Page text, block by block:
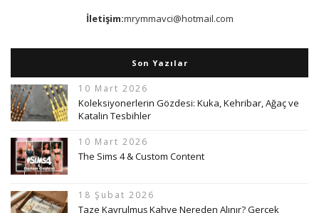
İletişim:mrymmavci@hotmail.com
Son Yazılar
10 Mart 2026
Koleksiyonerlerin Gözdesi: Kuka, Kehribar, Ağaç ve
Katalin Tesbihler
10 Mart 2026
The Sims 4 & Custom Content
18 Şubat 2026
Taze Kavrulmuş Kahve Nereden Alınır? Gerçek